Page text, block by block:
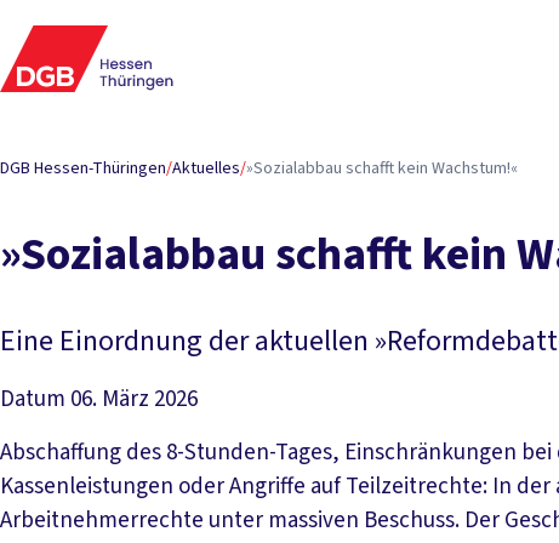
DGB Hessen-Thüringen/Aktuelles/»Sozialabbau schafft kein Wachstum!«
»Sozialabbau schafft kein
Eine Einordnung der aktuellen
Datum 06. März 2026
Abschaffung des 8-Stunden-Tages, Einschränkungen
Kassenleistungen oder Angriffe auf Teilzeitrechte: In
Arbeitnehmerrechte unter massiven Beschuss. Der